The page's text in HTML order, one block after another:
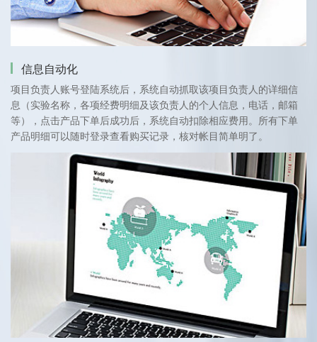
信息自动化
项目负责人账号登陆系统后，系统自动抓取该项目负责人的详细信
息（实验名称，各项经费明细及该负责人的个人信息，电话，邮箱
等），点击产品下单后成功后，系统自动扣除相应费用。所有下单
产品明细可以随时登录查看购买记录，核对帐目简单明了。